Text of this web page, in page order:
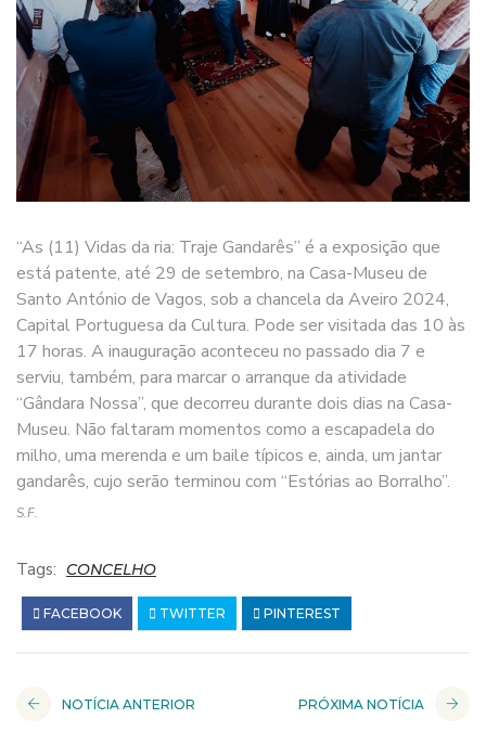
“As (11) Vidas da ria: Traje Gandarês” é a exposição que
está patente, até 29 de setembro, na Casa-Museu de
Santo António de Vagos, sob a chancela da Aveiro 2024,
Capital Portuguesa da Cultura. Pode ser visitada das 10 às
17 horas. A inauguração aconteceu no passado dia 7 e
serviu, também, para marcar o arranque da atividade
“Gândara Nossa”, que decorreu durante dois dias na Casa-
Museu. Não faltaram momentos como a escapadela do
milho, uma merenda e um baile típicos e, ainda, um jantar
gandarês, cujo serão terminou com “Estórias ao Borralho”.
S.F.
Tags: CONCELHO
FACEBOOK TWITTER PINTEREST
NOTÍCIA ANTERIOR PRÓXIMA NOTÍCIA